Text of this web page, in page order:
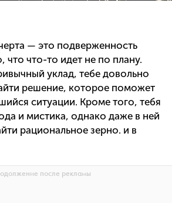
— это подверженность
что что-то идет не по плану.
уклад, тебе довольно
решение, которое поможет
ситуации. Кроме того, тебя
и мистика, однако даже в ней
рациональное зерно. и в